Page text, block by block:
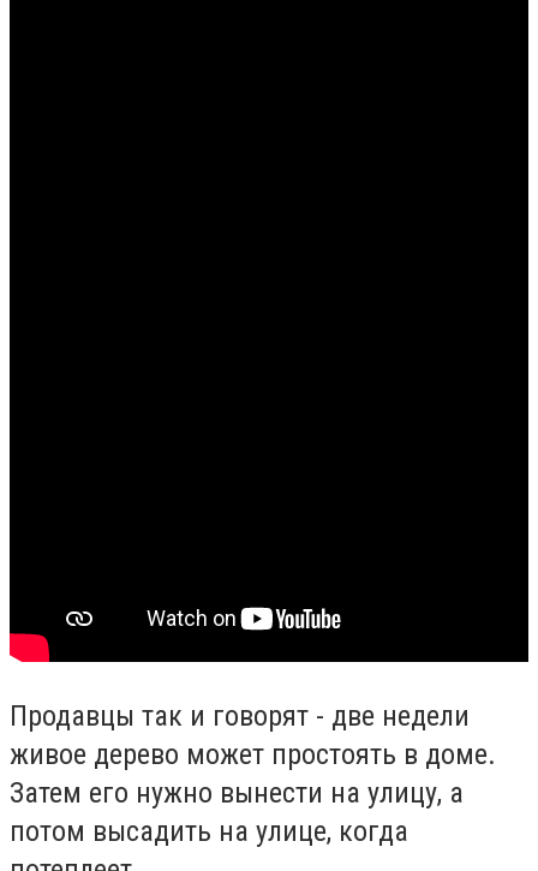
Продавцы так и говорят - две недели
живое дерево может простоять в доме.
Затем его нужно вынести на улицу, а
потом высадить на улице, когда